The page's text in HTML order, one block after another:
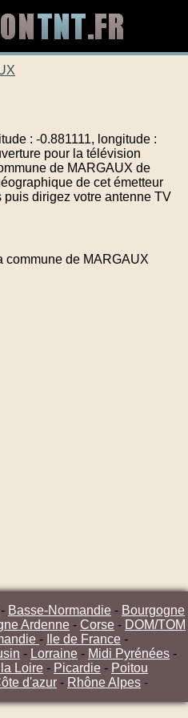
: -0.881111, longitude :
pour la télévision
de MARGAUX de
de cet émetteur
dirigez votre antenne TV
commune de MARGAUX
- Basse-Normandie - Bourgogne
Ardenne - Corse - DOM/TOM
- Ile de France -
- Lorraine - Midi Pyrénées -
Loire - Picardie - Poitou
d'azur - Rhône Alpes -